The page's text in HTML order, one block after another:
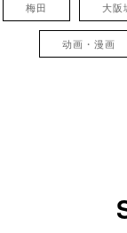
梅田 大阪
动画・漫画